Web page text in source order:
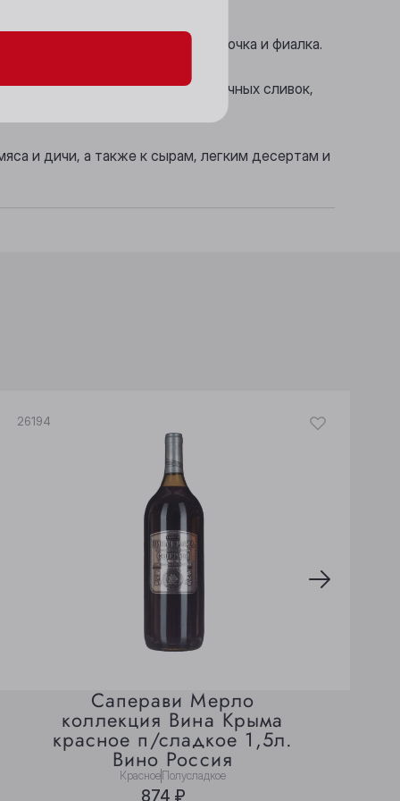
сливки, вишневая косточка и фиалка.
черной смородины и молочных сливок,
и дичи, а также к сырам, легким десертам и
26194
Саперави Мерло
коллекция Вина Крыма
красное п/сладкое 1,5л.
Вино Россия
Красное Полусладкое
874 ₽